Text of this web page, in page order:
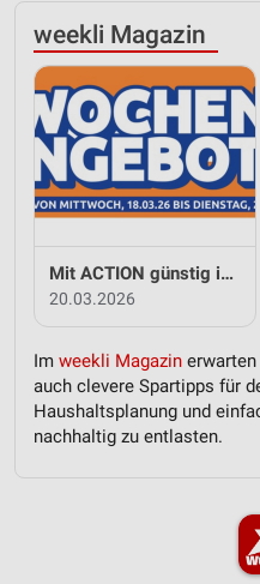
weekli Magazin
Mit ACTION günstig in den Frühling
20.03.2026
Im weekli Magazin
auch clevere Spartipps für
Haushaltsplanung und
nachhaltig zu entlasten.